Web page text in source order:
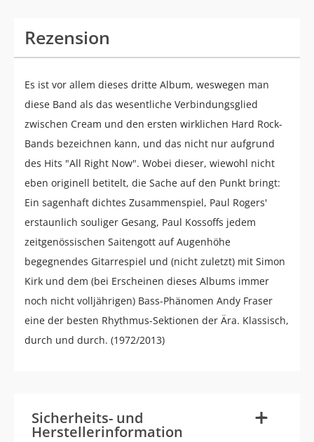
Rezension
Es ist vor allem dieses dritte Album, weswegen man
diese Band als das wesentliche Verbindungsglied
zwischen Cream und den ersten wirklichen Hard Rock-
Bands bezeichnen kann, und das nicht nur aufgrund
des Hits "All Right Now". Wobei dieser, wiewohl nicht
eben originell betitelt, die Sache auf den Punkt bringt:
Ein sagenhaft dichtes Zusammenspiel, Paul Rogers'
erstaunlich souliger Gesang, Paul Kossoffs jedem
zeitgenössischen Saitengott auf Augenhöhe
begegnendes Gitarrespiel und (nicht zuletzt) mit Simon
Kirk und dem (bei Erscheinen dieses Albums immer
noch nicht volljährigen) Bass-Phänomen Andy Fraser
eine der besten Rhythmus-Sektionen der Ära. Klassisch,
durch und durch. (1972/2013)
Sicherheits- und
Herstellerinformation +
-